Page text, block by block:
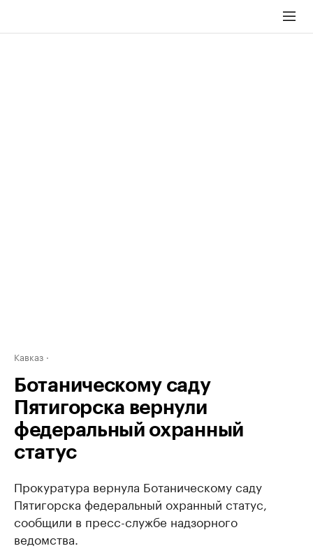
Кавказ
Ботаническому саду
Пятигорска вернули
федеральный охранный
статус
Прокуратура вернула Ботаническому саду
Пятигорска федеральный охранный статус,
сообщили в пресс-службе надзорного
ведомства.